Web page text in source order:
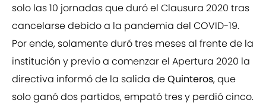
solo las 10 jornadas que duró el Clausura 2020 tras
cancelarse debido a la pandemia del COVID-19.
Por ende, solamente duró tres meses al frente de la
institución y previo a comenzar el Apertura 2020 la
directiva informó de la salida deQuinteros, que
solo ganó dos partidos, empató tres y perdió cinco.